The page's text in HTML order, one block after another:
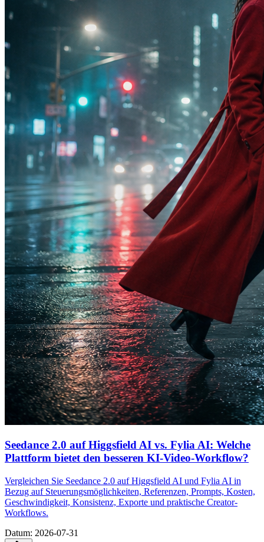
Seedance 2.0 auf Higgsfield AI vs. Fylia AI: Welche
Plattform bietet den besseren KI-Video-Workflow?
Vergleichen Sie Seedance 2.0 auf Higgsfield AI und Fylia AI in
Bezug auf Steuerungsmöglichkeiten, Referenzen, Prompts, Kosten,
Geschwindigkeit, Konsistenz, Exporte und praktische Creator-
Workflows.
Datum: 2026-07-31